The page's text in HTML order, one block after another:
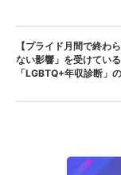
【プライド月間で終わ
ない影響」を受けてい
「LGBTQ+年収診断」